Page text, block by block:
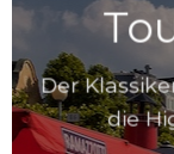
Der
die